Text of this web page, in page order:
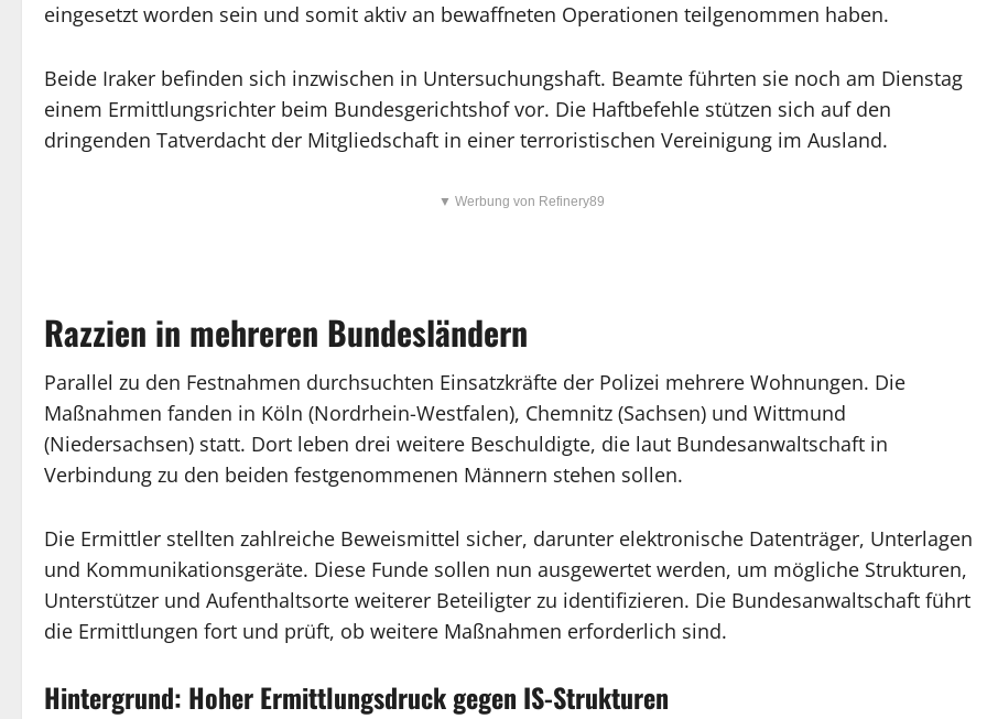
eingesetzt worden sein und somit aktiv an bewaffneten Operationen teilgenommen haben.
Beide Iraker befinden sich inzwischen in Untersuchungshaft. Beamte führten sie noch am Dienstag
einem Ermittlungsrichter beim Bundesgerichtshof vor. Die Haftbefehle stützen sich auf den
dringenden Tatverdacht der Mitgliedschaft in einer terroristischen Vereinigung im Ausland.
▼ Werbung von Refinery89
Razzien in mehreren Bundesländern
Parallel zu den Festnahmen durchsuchten Einsatzkräfte der Polizei mehrere Wohnungen. Die
Maßnahmen fanden in Köln (Nordrhein-Westfalen), Chemnitz (Sachsen) und Wittmund
(Niedersachsen) statt. Dort leben drei weitere Beschuldigte, die laut Bundesanwaltschaft in
Verbindung zu den beiden festgenommenen Männern stehen sollen.
Die Ermittler stellten zahlreiche Beweismittel sicher, darunter elektronische Datenträger, Unterlagen
und Kommunikationsgeräte. Diese Funde sollen nun ausgewertet werden, um mögliche Strukturen,
Unterstützer und Aufenthaltsorte weiterer Beteiligter zu identifizieren. Die Bundesanwaltschaft führt
die Ermittlungen fort und prüft, ob weitere Maßnahmen erforderlich sind.
Hintergrund: Hoher Ermittlungsdruck gegen IS-Strukturen